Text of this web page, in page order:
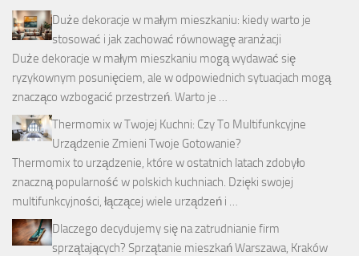
Duże dekoracje w małym mieszkaniu: kiedy warto je
stosować i jak zachować równowagę aranżacji
Duże dekoracje w małym mieszkaniu mogą wydawać się
ryzykownym posunięciem, ale w odpowiednich sytuacjach mogą
znacząco wzbogacić przestrzeń. Warto je …
Thermomix w Twojej Kuchni: Czy To Multifunkcyjne
Urządzenie Zmieni Twoje Gotowanie?
Thermomix to urządzenie, które w ostatnich latach zdobyło
znaczną popularność w polskich kuchniach. Dzięki swojej
multifunkcyjności, łączącej wiele urządzeń i …
Dlaczego decydujemy się na zatrudnianie firm
sprzątających? Sprzątanie mieszkań Warszawa, Kraków